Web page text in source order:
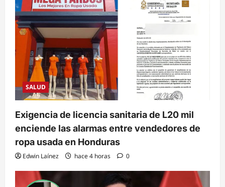
SALUD
Exigencia de licencia sanitaria de L20 mil
enciende las alarmas entre vendedores de
ropa usada en Honduras
Edwin Laínez hace 4 horas 0